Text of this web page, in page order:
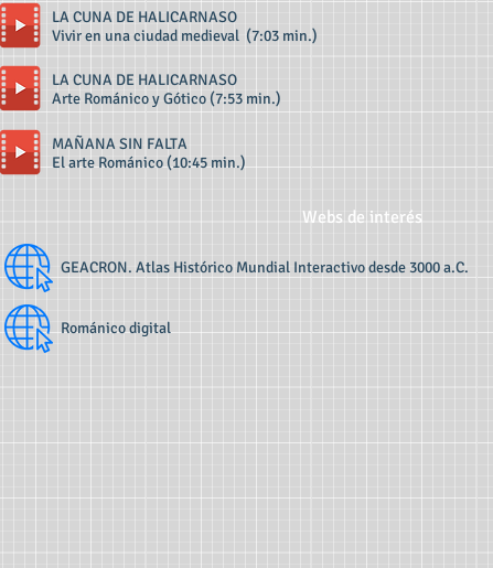
LA CUNA DE HALICARNASO
Vivir en una ciudad medieval (7:03 min.)
LA CUNA DE HALICARNASO
Arte Románico y Gótico (7:53 min.)
MAÑANA SIN FALTA
El arte Románico (10:45 min.)
Webs de interés
GEACRON. Atlas Histórico Mundial Interactivo desde 3000 a.C.
Románico digital